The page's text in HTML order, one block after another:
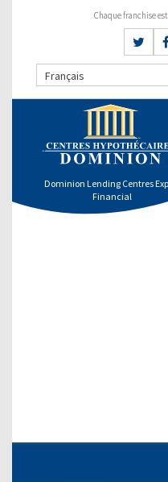
Chaque franchise
Français
Dominion Lending Centres
Financial